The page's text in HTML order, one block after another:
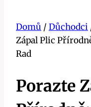
Domů / Důchodci
Zápal Plic
Rad
Porazte